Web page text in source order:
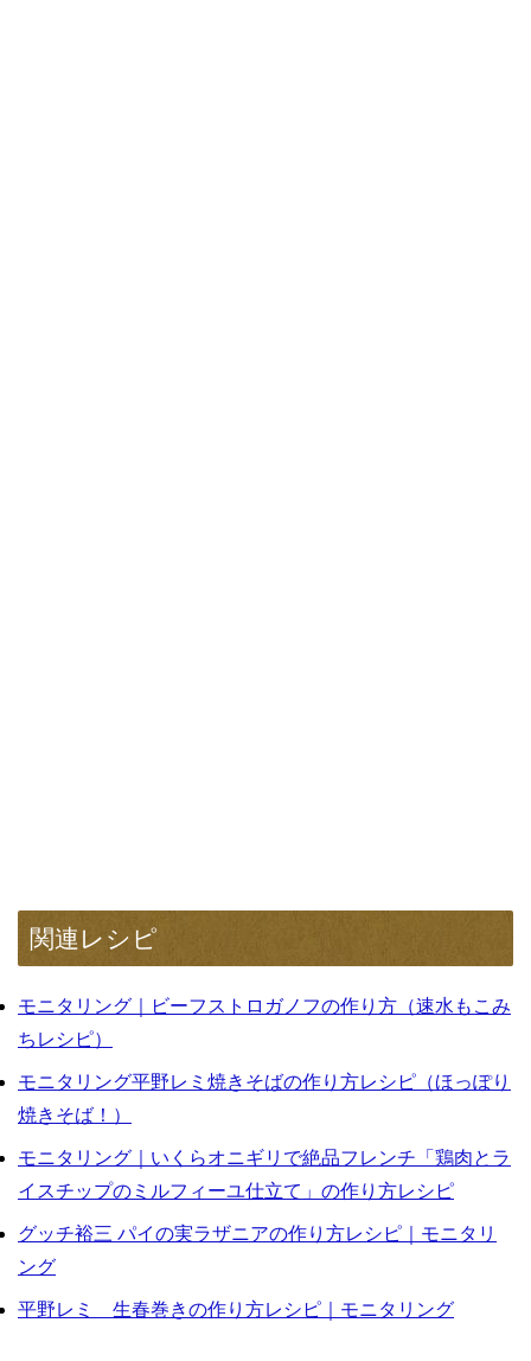
関連レシピ
モニタリング｜ビーフストロガノフの作り方（速水もこみ
ちレシピ）
モニタリング平野レミ焼きそばの作り方レシピ（ほっぽり
焼きそば！）
モニタリング｜いくらオニギリで絶品フレンチ「鶏肉とラ
イスチップのミルフィーユ仕立て」の作り方レシピ
グッチ裕三 パイの実ラザニアの作り方レシピ｜モニタリ
ング
平野レミ 生春巻きの作り方レシピ｜モニタリング